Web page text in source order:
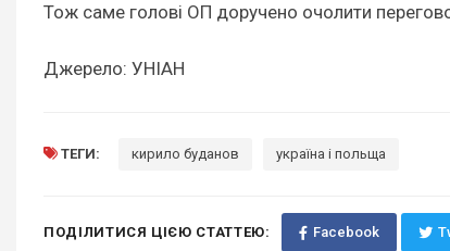
Тож саме голові ОП доручено очолити
Джерело: УНІАН
ТЕГИ: кирило буданов україна і польща
ПОДІЛИТИСЯ ЦІЄЮ СТАТТЕЮ: Facebook